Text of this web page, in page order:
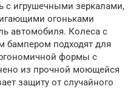
с игрушечными зеркалами,
огоньками
автомобиля. Колеса с
бампером подходят для
формы с
из прочной моющейся
защиту от случайного